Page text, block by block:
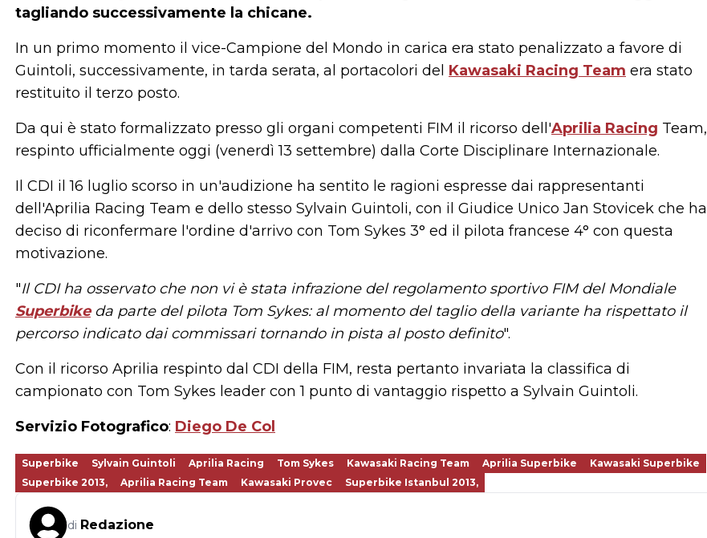
tagliando successivamente la chicane.
In un primo momento il vice-Campione del Mondo in carica era stato penalizzato a favore di
Guintoli, successivamente, in tarda serata, al portacolori del Kawasaki Racing Team era stato
restituito il terzo posto.
Da qui è stato formalizzato presso gli organi competenti FIM il ricorso dell'Aprilia Racing Team,
respinto ufficialmente oggi (venerdì 13 settembre) dalla Corte Disciplinare Internazionale.
Il CDI il 16 luglio scorso in un'audizione ha sentito le ragioni espresse dai rappresentanti
dell'Aprilia Racing Team e dello stesso Sylvain Guintoli, con il Giudice Unico Jan Stovicek che ha
deciso di riconfermare l'ordine d'arrivo con Tom Sykes 3° ed il pilota francese 4° con questa
motivazione.
"Il CDI ha osservato che non vi è stata infrazione del regolamento sportivo FIM del Mondiale
Superbikeda parte del pilota Tom Sykes: al momento del taglio della variante ha rispettato il
percorso indicato dai commissari tornando in pista al posto definito".
Con il ricorso Aprilia respinto dal CDI della FIM, resta pertanto invariata la classifica di
campionato con Tom Sykes leader con 1 punto di vantaggio rispetto a Sylvain Guintoli.
Servizio Fotografico: Diego De Col
Superbike Sylvain Guintoli Aprilia Racing Tom Sykes Kawasaki Racing Team Aprilia Superbike
Kawasaki Superbike
Superbike 2013,
Aprilia Racing Team Kawasaki Provec Superbike Istanbul 2013,
di Redazione